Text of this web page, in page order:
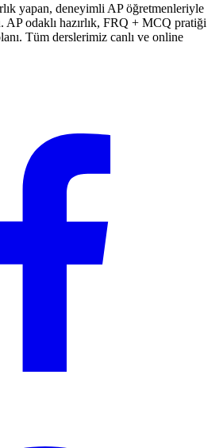
yapan, deneyimli AP öğretmenleriyle
AP odaklı hazırlık, FRQ + MCQ pratiği
Tüm derslerimiz canlı ve online